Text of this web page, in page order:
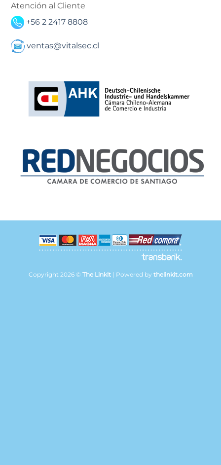
Atención al Cliente
+56 2 2417 8808
ventas@vitalsec.cl
Copyright 2026 © The Linkit| Powered by thelinkit.com